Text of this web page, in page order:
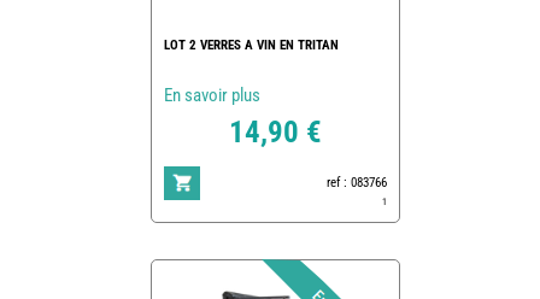
LOT 2 VERRES A VIN EN TRITAN
En savoir plus
14,90 €
ref : 083766
1